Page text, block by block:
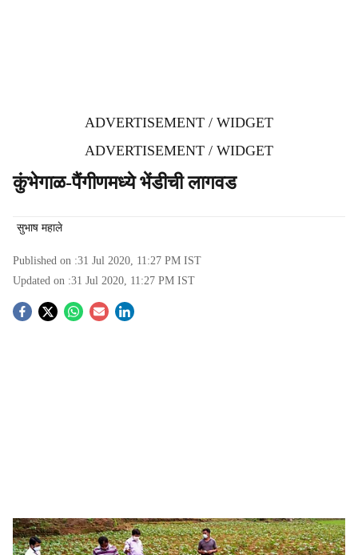
ADVERTISEMENT / WIDGET
ADVERTISEMENT / WIDGET
कुंभेगाळ-पैंगीणमध्ये भेंडीची लागवड
सुभाष महाले
Published on :31 Jul 2020, 11:27 PM IST
Updated on :31 Jul 2020, 11:27 PM IST
S
h
3